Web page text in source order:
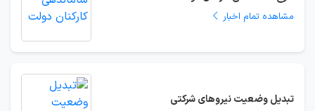
مشاهده تمام اخبار
تبدیل وضعیت نیروهای شرکتی